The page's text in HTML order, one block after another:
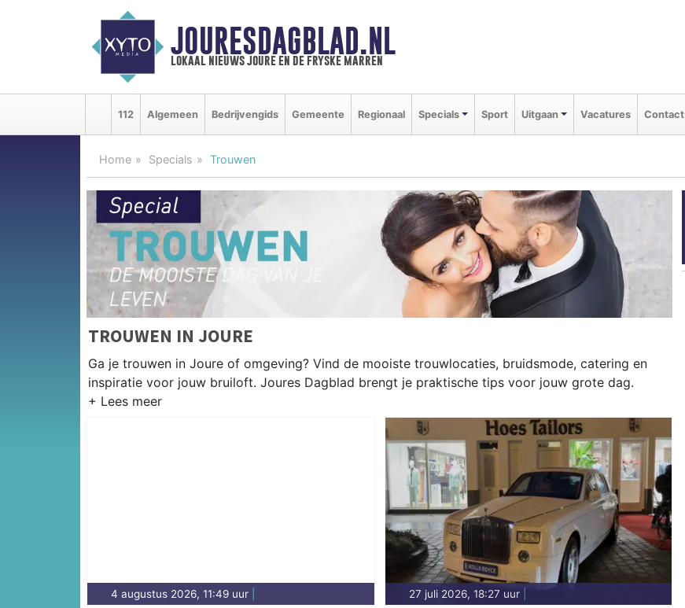
JOURESDAGBLAD.NL
lokaal nieuws joure en de fryske marren
112 Algemeen Bedrijvengids Gemeente Regionaal Specials Sport Uitgaan Vacatures Contact
Home Specials Trouwen
TROUWEN IN JOURE
Ga je trouwen in Joure of omgeving? Vind de mooiste trouwlocaties, bruidsmode, catering en
inspiratie voor jouw bruiloft. Joures Dagblad brengt je praktische tips voor jouw grote dag.
4 augustus 2026, 11:49 uur 27 juli 2026, 18:27 uur|